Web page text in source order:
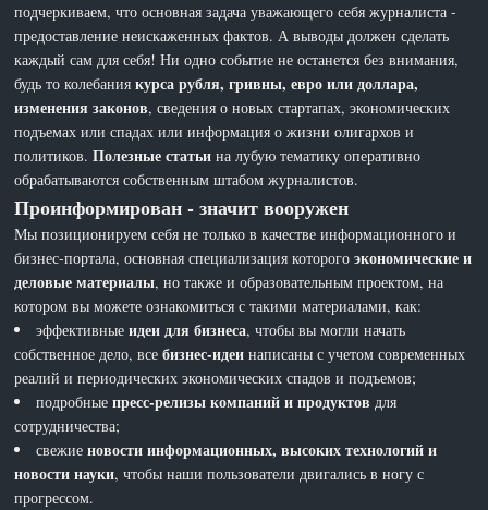
подчеркиваем, что основная задача уважающего себя журналиста -
предоставление неискаженных фактов. А выводы должен сделать
каждый сам для себя! Ни одно событие не останется без внимания,
будь то колебаниякурса рубля, гривны, евро или доллара,
изменения законов, сведения о новых стартапах, экономических
подъемах или спадах или информация о жизни олигархов и
политиков.Полезные статьи на лубую тематику оперативно
обрабатываются собственным штабом журналистов.
Проинформирован - значит вооружен
Мы позиционируем себя не только в качестве информационного и
бизнес-портала, основная специализация которогоэкономические и
деловые материалы, но также и образовательным проектом, на
котором вы можете ознакомиться с такими материалами, как:
эффективныеидеи для бизнеса, чтобы вы могли начать
собственное дело, всебизнес-идеи написаны с учетом современных
реалий и периодических экономических спадов и подъемов;
подробныепресс-релизы компаний и продуктов для
сотрудничества;
свежиеновости информационных, высоких технологий и
новости науки, чтобы наши пользователи двигались в ногу с
прогрессом.